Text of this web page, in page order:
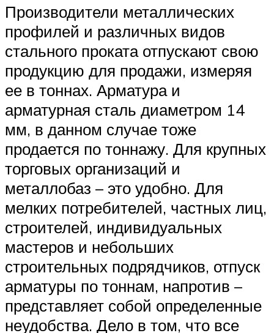
Производители металлических
профилей и различных видов
стального проката отпускают свою
продукцию для продажи, измеряя
ее в тоннах. Арматура и
арматурная сталь диаметром 14
мм, в данном случае тоже
продается по тоннажу. Для крупных
торговых организаций и
металлобаз – это удобно. Для
мелких потребителей, частных лиц,
строителей, индивидуальных
мастеров и небольших
строительных подрядчиков, отпуск
арматуры по тоннам, напротив –
представляет собой определенные
неудобства. Дело в том, что все